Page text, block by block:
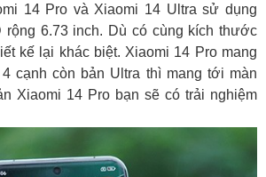
14 Pro và Xiaomi 14 Ultra sử dụng
rộng 6.73 inch. Dù có cùng kích thước
kế lại khác biệt. Xiaomi 14 Pro mang
4 cạnh còn bản Ultra thì mang tới màn
Xiaomi 14 Pro bạn sẽ có trải nghiệm